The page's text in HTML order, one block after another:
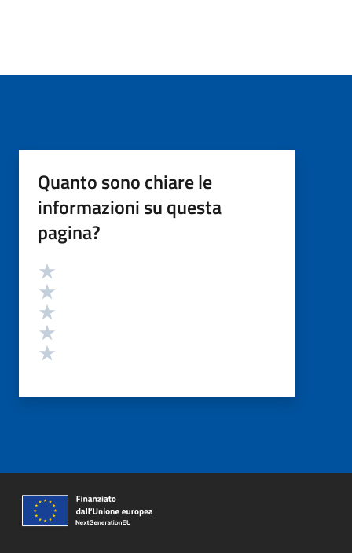
Quanto sono chiare le
informazioni su questa
pagina?
Valutazione